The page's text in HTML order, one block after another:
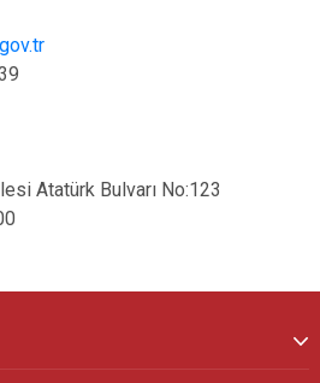
Atatürk Bulvarı No:123